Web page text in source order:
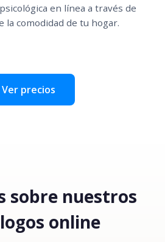
en línea a través de
la comodidad de tu hogar.
Ver precios
sobre nuestros
online